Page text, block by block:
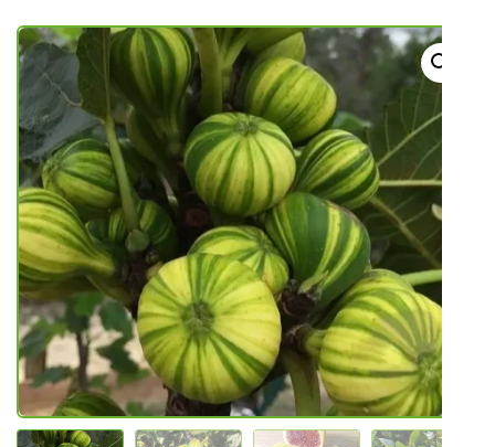
SADNICE
UKRASNO BILJE I TRAJNICE
GRMOVI/DRVEĆE
HIT SEZONE*** VRTNI SLJEZOVI
UKRASNE TRAVE
HORTENZIJE
LJEKOVITO I ZAČINSKO
VOĆE / BOBIČASTO VOĆE
Sjeme
Sjeme povrća
Rajčice